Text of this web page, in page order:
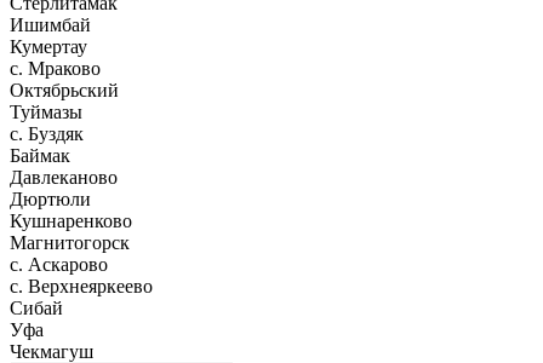
Ишимбай
Кумертау
c. Мраково
Октябрьский
Туймазы
c. Буздяк
Баймак
Давлеканово
Дюртюли
Кушнаренково
Магнитогорск
с. Аскарово
с. Верхнеяркеево
Сибай
Уфа
Чекмагуш